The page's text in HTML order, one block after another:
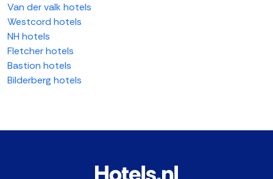
Van der valk hotels
Westcord hotels
NH hotels
Fletcher hotels
Bastion hotels
Bilderberg hotels